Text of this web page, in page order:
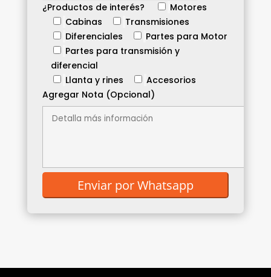
¿Productos de interés?
Motores
Cabinas
Transmisiones
Diferenciales
Partes para Motor
Partes para transmisión y
diferencial
Llanta y rines
Accesorios
Agregar Nota (Opcional)